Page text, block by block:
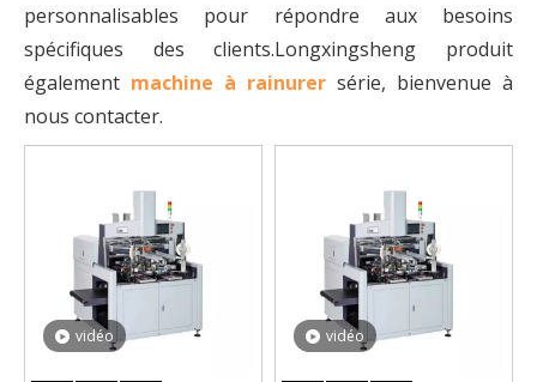
personnalisables pour répondre aux besoins
spécifiques des clients.Longxingsheng produit
également machine à rainurer série, bienvenue à
nous contacter.
vidéo vidéo